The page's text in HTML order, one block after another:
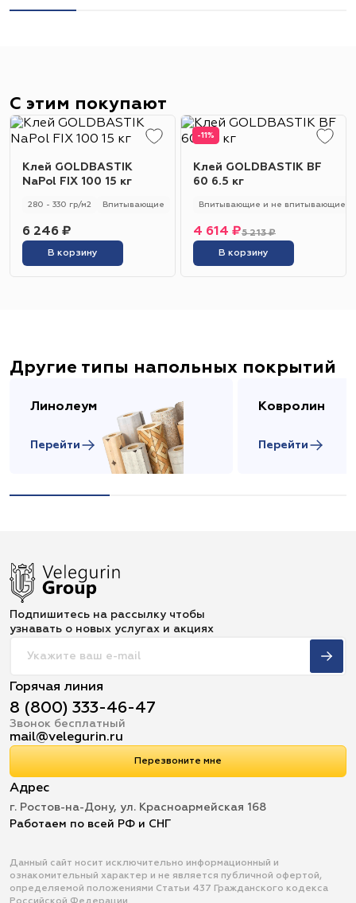
С этим покупают
Клей GOLDBASTIK
NaPol FIX 100 15 кг
280 - 330 гр/м2 Впитывающие
6 246 ₽
В корзину
-11%
Клей GOLDBASTIK BF
60 6.5 кг
Впитывающие и не впитывающие
5 213 ₽
4 614 ₽
В корзину
Другие типы напольных покрытий
Линолеум
Перейти
Ковролин
Перейти
Подпишитесь на рассылку чтобы
узнавать о новых услугах и акциях
Горячая линия
8 (800) 333-46-47
Звонок бесплатный
mail@velegurin.ru
Перезвоните мне
Адрес
г. Ростов-на-Дону, ул. Красноармейская 168
Работаем по всей РФ и СНГ
Данный сайт носит исключительно информационный и
ознакомительный характер и не является публичной офертой,
определяемой положениями Статьи 437 Гражданского кодекса